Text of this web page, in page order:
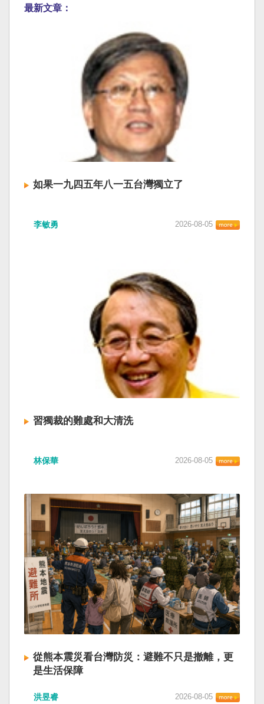
最新文章：
如果一九四五年八一五台灣獨立了
李敏勇 2026-08-05
習獨裁的難處和大清洗
林保華 2026-08-05
從熊本震災看台灣防災：避難不只是撤離，更
是生活保障
洪昱睿 2026-08-05